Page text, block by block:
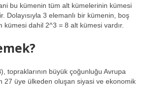
bu kümenin tüm alt kümelerinin kümesi
Dolayısıyla 3 elemanlı bir kümenin, boş
kümesi dahil 2^3 = 8 alt kümesi vardır.
topraklarının büyük çoğunluğu Avrupa
27 üye ülkeden oluşan siyasi ve ekonomik